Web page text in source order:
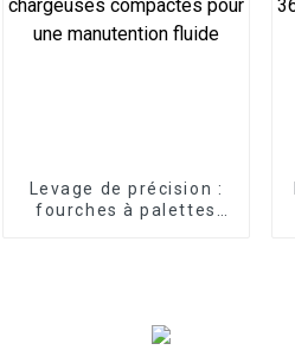
Levage de précision :
fourches à palettes